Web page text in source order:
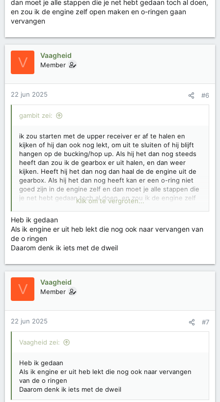
dan moet je alle stappen die je net hebt gedaan toch al doen,
en zou ik de engine zelf open maken en o-ringen gaan
vervangen
V Vaagheid
Member
22 jun 2025 #6
gambit zei:
ik zou starten met de upper receiver er af te halen en
kijken of hij dan ook nog lekt, om uit te sluiten of hij blijft
hangen op de bucking/hop up. Als hij het dan nog steeds
heeft dan zou ik de gearbox er uit halen, en dan weer
kijken. Heeft hij het dan nog dan haal de de engine uit de
gearbox. Als hij het dan nog heeft kan er een o-ring niet
goed zijn in de engine zelf en dan moet je alle stappen die
je net hebt gedaan toch al doen, en zou ik de engine zelf
open maken en o-ringen gaan vervangen
Klik om te vergroten...
Heb ik gedaan
Als ik engine er uit heb lekt die nog ook naar vervangen van
de o ringen
Daarom denk ik iets met de dweil
V Vaagheid
Member
22 jun 2025 #7
Vaagheid zei:
Heb ik gedaan
Als ik engine er uit heb lekt die nog ook naar vervangen
van de o ringen
Daarom denk ik iets met de dweil